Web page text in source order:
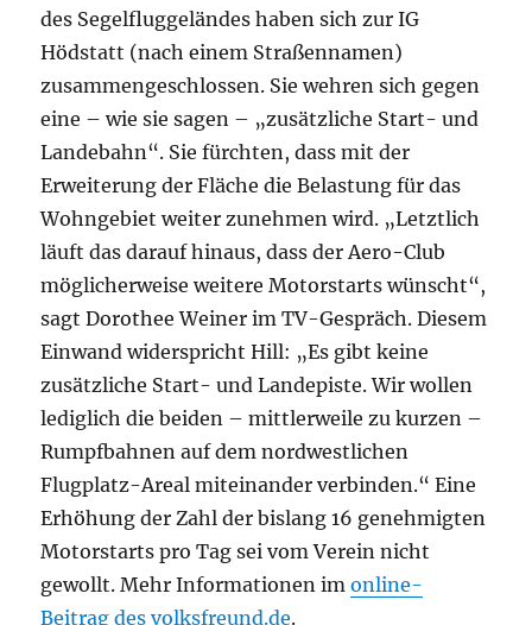
des Segelfluggeländes haben sich zur IG
Hödstatt (nach einem Straßennamen)
zusammengeschlossen. Sie wehren sich gegen
eine – wie sie sagen – „zusätzliche Start- und
Landebahn“. Sie fürchten, dass mit der
Erweiterung der Fläche die Belastung für das
Wohngebiet weiter zunehmen wird. „Letztlich
läuft das darauf hinaus, dass der Aero-Club
möglicherweise weitere Motorstarts wünscht“,
sagt Dorothee Weiner im TV-Gespräch. Diesem
Einwand widerspricht Hill: „Es gibt keine
zusätzliche Start- und Landepiste. Wir wollen
lediglich die beiden – mittlerweile zu kurzen –
Rumpfbahnen auf dem nordwestlichen
Flugplatz-Areal miteinander verbinden.“ Eine
Erhöhung der Zahl der bislang 16 genehmigten
Motorstarts pro Tag sei vom Verein nicht
gewollt. Mehr Informationen imonline-
Beitrag des volksfreund.de.